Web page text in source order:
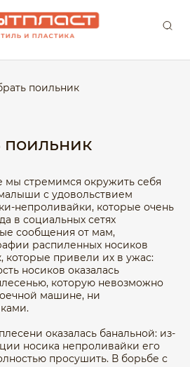
поильник
поильник
стремимся окружить себя
с удовольствием
непроливайки, которые очень
в социальных сетях
сообщения от мам,
распиленных носиков
которые привели их в ужас:
носиков оказалась
которую невозможно
машине, ни
оказалась банальной: из-
носика непроливайки его
просушить. В борьбе с